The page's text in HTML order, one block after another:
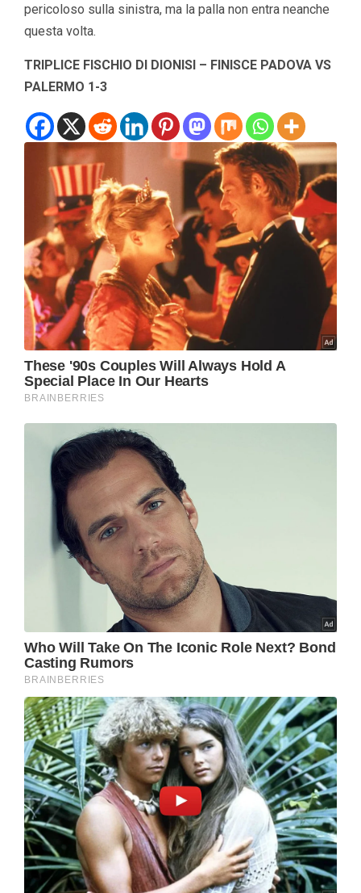
pericoloso sulla sinistra, ma la palla non entra neanche
questa volta.
TRIPLICE FISCHIO DI DIONISI – FINISCE PADOVA VS
PALERMO 1-3